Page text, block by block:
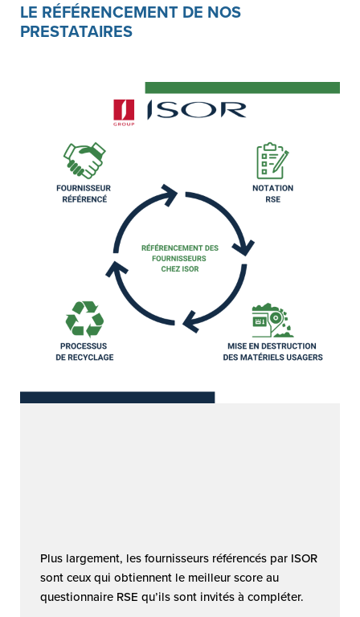
LE RÉFÉRENCEMENT DE NOS
PRESTATAIRES
Plus largement, les fournisseurs référencés par ISOR
sont ceux qui obtiennent le meilleur score au
questionnaire RSE qu’ils sont invités à compléter.